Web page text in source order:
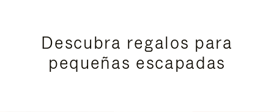
Descubra regalos para
pequeñas escapadas